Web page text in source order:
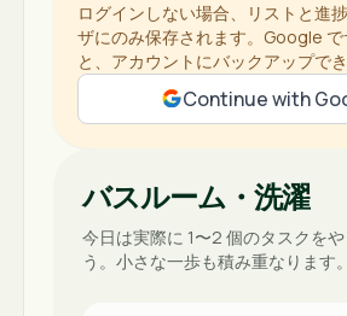
ログインしない場合、リストと進
ザにのみ保存されます。Google で
と、アカウントにバックアップでき
Continue with
バスルーム・洗濯
今日は実際に 1〜2 個のタスクを
う。小さな一歩も積み重なります。